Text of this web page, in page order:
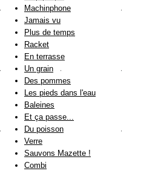
Machinphone
Jamais vu
Plus de temps
Racket
En terrasse
Un grain
Des pommes
Les pieds dans l'eau
Baleines
Et ça passe...
Du poisson
Verre
Sauvons Mazette !
Combi